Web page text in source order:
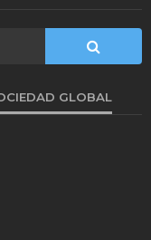
GLOBAL